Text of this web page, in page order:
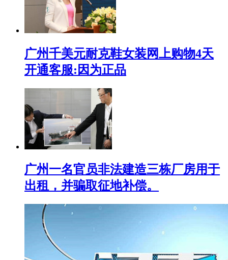
广州千美元耐克鞋女装网上购物4天
开通客服:因为正品
广州一名官员非法建造三栋厂房用于
出租，并骗取征地补偿。